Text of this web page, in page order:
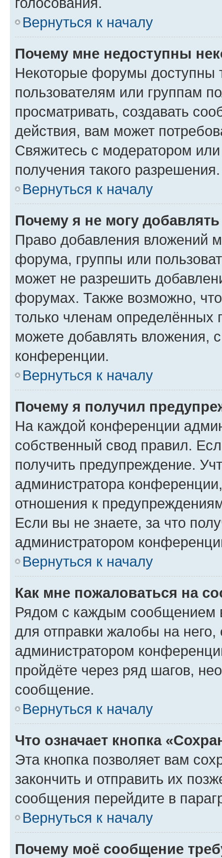
Вернуться к началу
Почему мне недоступны
Некоторые форумы доступны
пользователям или группам
просматривать, создавать
действия, вам может
Свяжитесь с модератором
получения такого разрешения.
Вернуться к началу
Почему я не могу
Право добавления вложений
форума, группы или
может не разрешить
форумах. Также возможно,
только членам определённых
можете добавлять вложения,
конференции.
Вернуться к началу
Почему я получил
На каждой конференции
собственный свод правил.
получить предупреждение.
администратора
отношения к
Если вы не знаете, за что
администратором
Вернуться к началу
Как мне пожаловаться на
Рядом с каждым сообщением
для отправки жалобы на
администратором
пройдёте через ряд шагов,
сообщение.
Вернуться к началу
Что означает кнопка
Эта кнопка позволяет вам
закончить и отправить их
сообщения перейдите в
Вернуться к началу
Почему моё сообщение